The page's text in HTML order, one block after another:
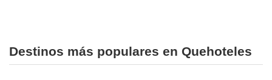
Destinos más populares en Quehoteles